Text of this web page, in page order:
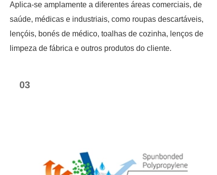
Aplica-se amplamente a diferentes áreas comerciais, de
saúde, médicas e industriais, como roupas descartáveis,
lençóis, bonés de médico, toalhas de cozinha, lenços de
limpeza de fábrica e outros produtos do cliente.
03